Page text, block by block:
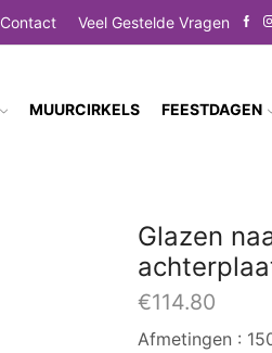
Contact Veel Gestelde Vragen
MUURCIRKELS FEESTDAGEN
Glazen
€114.80
Afmetingen :